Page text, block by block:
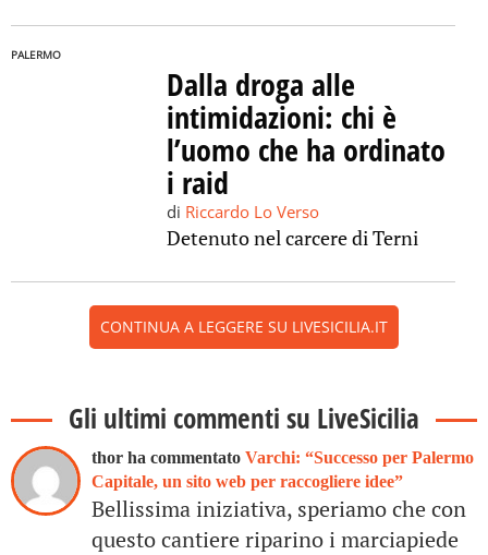
PALERMO
Dalla droga alle
intimidazioni: chi è
l’uomo che ha ordinato
i raid
di Riccardo Lo Verso
Detenuto nel carcere di Terni
CONTINUA A LEGGERE SU LIVESICILIA.IT
Gli ultimi commenti su LiveSicilia
thor ha commentato Varchi: “Successo per Palermo
Capitale, un sito web per raccogliere idee”
Bellissima iniziativa, speriamo che con
questo cantiere riparino i marciapiede